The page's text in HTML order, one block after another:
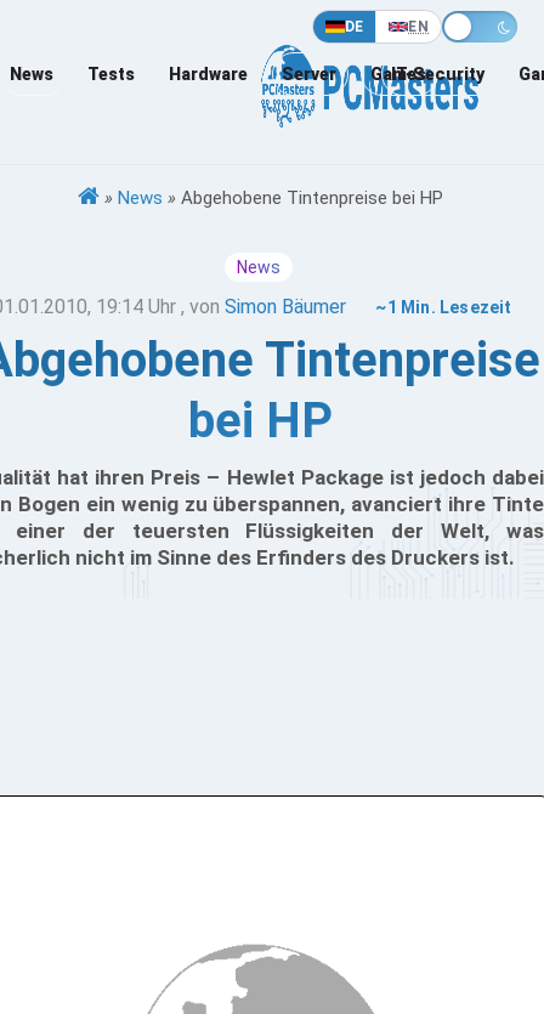
DE EN
News Tests Hardware Server Games
IT-Security
» News » Abgehobene Tintenpreise bei HP
News
19:14 Uhr , vonSimon Bäumer ~1 Min. Lesezeit
Tintenpreise
bei HP
hat ihren Preis – Hewlet Package ist jedoch dabei
Bogen ein wenig zu überspannen, avanciert ihre Tinte
einer der teuersten Flüssigkeiten der Welt, was
nicht im Sinne des Erfinders des Druckers ist.